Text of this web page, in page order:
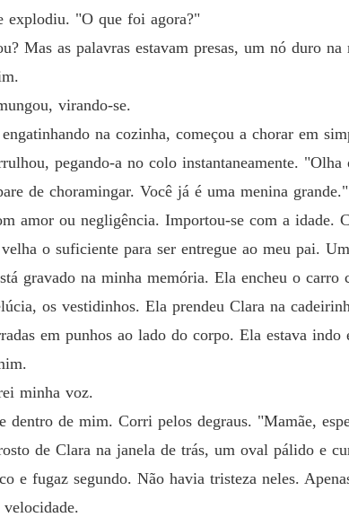
explodiu. "O que foi agora?"
Mas as palavras estavam presas, um nó duro
virando-se.
na cozinha, começou a chorar em
pegando-a no colo instantaneamente.
de choramingar. Você já é uma menina grande."
amor ou negligência. Importou-se com a idade.
o suficiente para ser entregue ao meu pai.
gravado na minha memória. Ela encheu o carro
os vestidinhos. Ela prendeu Clara na
em punhos ao lado do corpo. Ela estava
minha voz.
dentro de mim. Corri pelos degraus. "Mamãe,
de Clara na janela de trás, um oval pálido e
e fugaz segundo. Não havia tristeza neles.